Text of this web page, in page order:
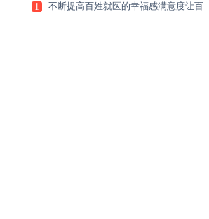
1
不断提高百姓就医的幸福感满意度让百